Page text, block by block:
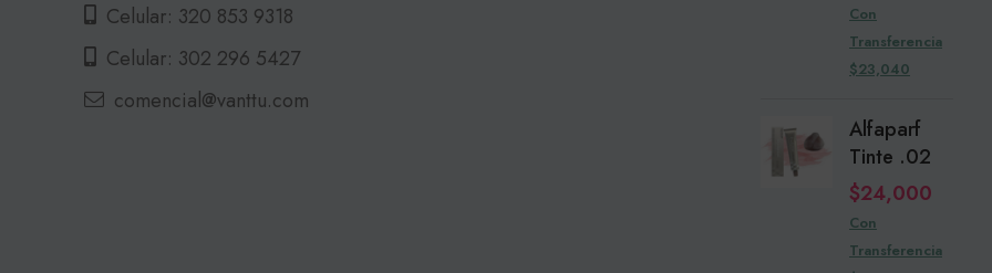
Celular: 320 853 9318
Celular: 302 296 5427
comencial@vanttu.com
Con
Transferencia
$23,040
Alfaparf
Tinte .02
$24,000
Con
Transferencia